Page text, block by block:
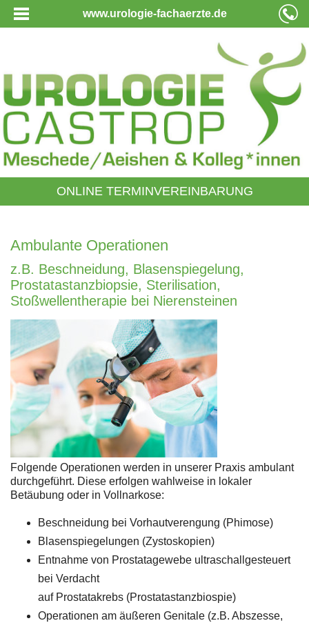
www.urologie-fachaerzte.de
ONLINE TERMINVEREINBARUNG
Ambulante Operationen
z.B. Beschneidung, Blasenspiegelung,
Prostatastanzbiopsie, Sterilisation,
Stoßwellentherapie bei Nierensteinen
Folgende Operationen werden in unserer Praxis ambulant
durchgeführt. Diese erfolgen wahlweise in lokaler
Betäubung oder in Vollnarkose:
Beschneidung bei Vorhautverengung (Phimose)
Blasenspiegelungen (Zystoskopien)
Entnahme von Prostatagewebe ultraschallgesteuert
bei Verdacht
auf Prostatakrebs (Prostatastanzbiospie)
Operationen am äußeren Genitale (z.B. Abszesse,